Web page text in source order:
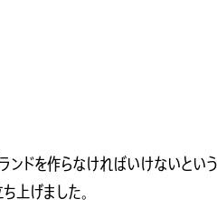
ンドを作らなければいけないとい
上げました。